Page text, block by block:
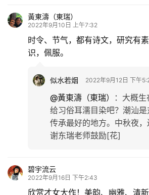
黃東濤（東瑞）
2022年9月10日 上午7:32
时令、节气，都有诗文，研究有
识，佩服。
似水若烟 2022年9月12日 下午
@黃東濤（東瑞） ： 大概生
给习俗耳濡目染吧？潮汕
传承最好的地方。中秋夜
谢东瑞老师鼓励[花]
碧宇流云
2022年9月16日 下午2:43
欣赏才女大作！美韵、幽雅、清新